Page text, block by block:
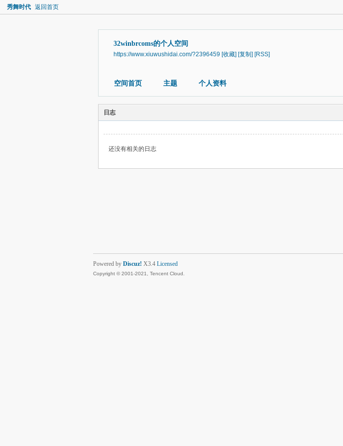
秀舞时代 返回首页
32winbrcoms的个人空间
https://www.xiuwushidai.com/?2396459 [收藏] [复制] [RSS]
空间首页 主题 个人资料
日志
还没有相关的日志
Powered by Discuz! X3.4 Licensed
Copyright © 2001-2021, Tencent Cloud.